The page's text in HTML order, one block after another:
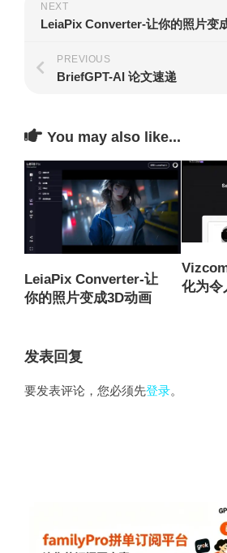
NEXT
LeiaPix Converter-让你的照片变
PREVIOUS
BriefGPT-AI 论文速递
You may also like...
LeiaPix Converter-让
你的照片变成3D动画
化为令
发表回复
要发表评论，您必须先登录。